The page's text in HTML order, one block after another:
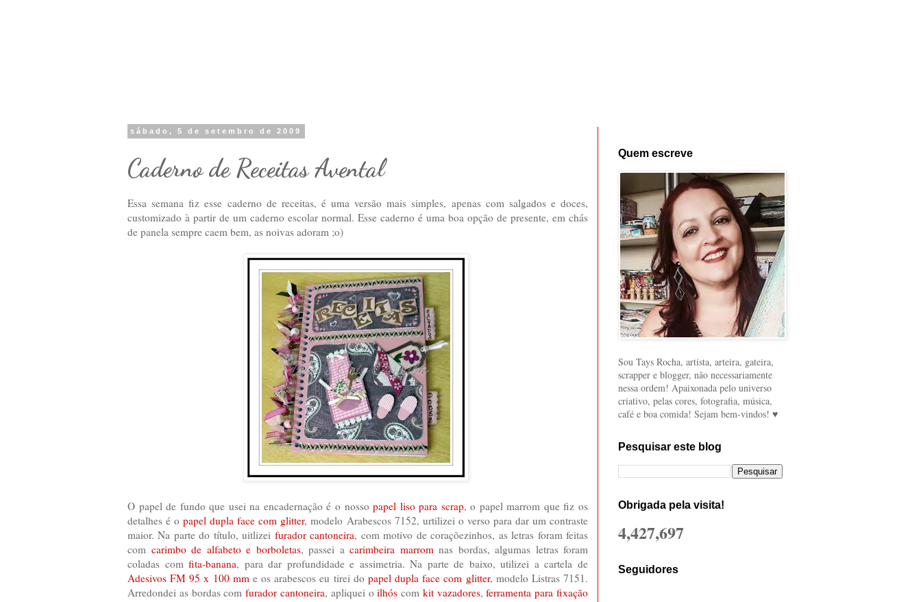
sábado, 5 de setembro de 2009
Caderno de Receitas Avental
Essa semana fiz esse caderno de receitas, é uma versão mais simples, apenas com salgados e doces,
customizado à partir de um caderno escolar normal. Esse caderno é uma boa opção de presente, em chás
de panela sempre caem bem, as noivas adoram ;o)
O papel de fundo que usei na encadernação é o nossopapel liso para scrap, o papel marrom que fiz os
detalhes é opapel dupla face com glitter, modelo Arabescos 7152, urtilizei o verso para dar um contraste
maior. Na parte do título, uitlizei furador cantoneira, com motivo de coraçõezinhos, as letras foram feitas
com carimbo de alfabeto e borboletas, passei a carimbeira marromnas bordas, algumas letras foram
coladas comfita-banana, para dar profundidade e assimetria. Na parte de baixo, utilizei a cartela de
Adesivos FM 95 x 100 mme os arabescos eu tirei do papel dupla face com glitter, modelo Listras 7151.
Arredondei as bordas comfurador cantoneira, apliquei oilhós com kit vazadores,ferramenta para fixação
Quem escreve
Sou Tays Rocha, artista, arteira, gateira,
scrapper e blogger, não necessariamente
nessa ordem! Apaixonada pelo universo
criativo, pelas cores, fotografia, música,
café e boa comida! Sejam bem-vindos! ♥
Pesquisar este blog
Obrigada pela visita!
4,427,697
Seguidores